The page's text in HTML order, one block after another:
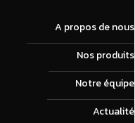
A propos de nous
Nos produits
Notre équipe
Actualité